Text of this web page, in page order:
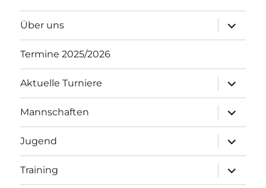
Über uns
öffnen
Termine 2025/2026
Aktuelle Turniere
öffnen
Mannschaften
öffnen
Jugend
öffnen
Training
öffnen